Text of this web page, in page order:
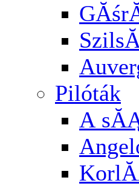
Pilóták
A